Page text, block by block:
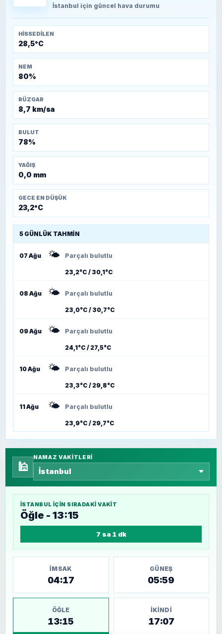
Kütahya-Eskişehir Muharebeleri (10-24
İstanbul için güncel hava durumu
HISSEDILEN
28,5°C
NEM
80%
RÜZGAR
8,7 km/sa
BULUT
78%
YAĞIŞ
0,0 mm
GECE EN DÜŞÜK
23,2°C
5 GÜNLÜK TAHMIN
07 Ağu 🌤️ Parçalı bulutlu
23,2°C / 30,1°C
08 Ağu 🌤️ Parçalı bulutlu
23,0°C / 30,7°C
09 Ağu 🌤️ Parçalı bulutlu
24,1°C / 27,5°C
10 Ağu 🌤️ Parçalı bulutlu
23,3°C / 29,8°C
11 Ağu 🌤️ Parçalı bulutlu
23,9°C / 29,7°C
🕌
NAMAZ VAKITLERI
İSTANBUL IÇIN SIRADAKI VAKIT
Öğle - 13:15
7 sa 1 dk
İMSAK
04:17
GÜNEŞ
05:59
ÖĞLE
13:15
İKINDI
17:07